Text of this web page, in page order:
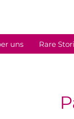
uns Rare